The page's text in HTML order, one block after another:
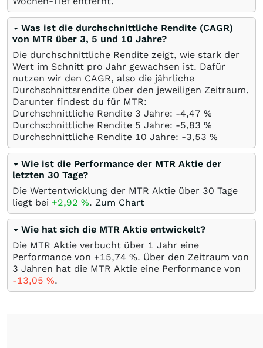
Was ist die durchschnittliche Rendite (CAGR)
von MTR über 3, 5 und 10 Jahre?
Die durchschnittliche Rendite zeigt, wie stark der
Wert im Schnitt pro Jahr gewachsen ist. Dafür
nutzen wir den CAGR, also die jährliche
Durchschnittsrendite über den jeweiligen Zeitraum.
Darunter findest du für MTR:
Durchschnittliche Rendite 3 Jahre: -4,47 %
Durchschnittliche Rendite 5 Jahre: -5,83 %
Durchschnittliche Rendite 10 Jahre: -3,53 %
Wie ist die Performance der MTR Aktie der
letzten 30 Tage?
Die Wertentwicklung der MTR Aktie über 30 Tage
liegt bei +2,92 %. Zum Chart
Wie hat sich die MTR Aktie entwickelt?
Die MTR Aktie verbucht über 1 Jahr eine
Performance von +15,74 %. Über den Zeitraum von
3 Jahren hat die MTR Aktie eine Performance von
-13,05 %.